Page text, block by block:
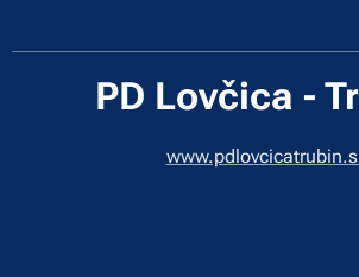
PD Lovčica -